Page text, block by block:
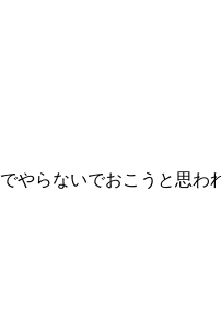
らないでおこうと思わ